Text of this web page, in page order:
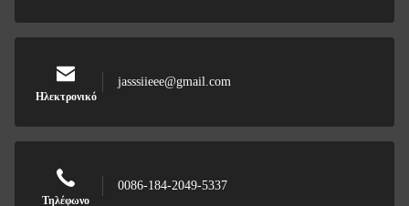
Ηλεκτρονικό
jasssiieee@gmail.com
Τηλέφωνο
0086-184-2049-5337